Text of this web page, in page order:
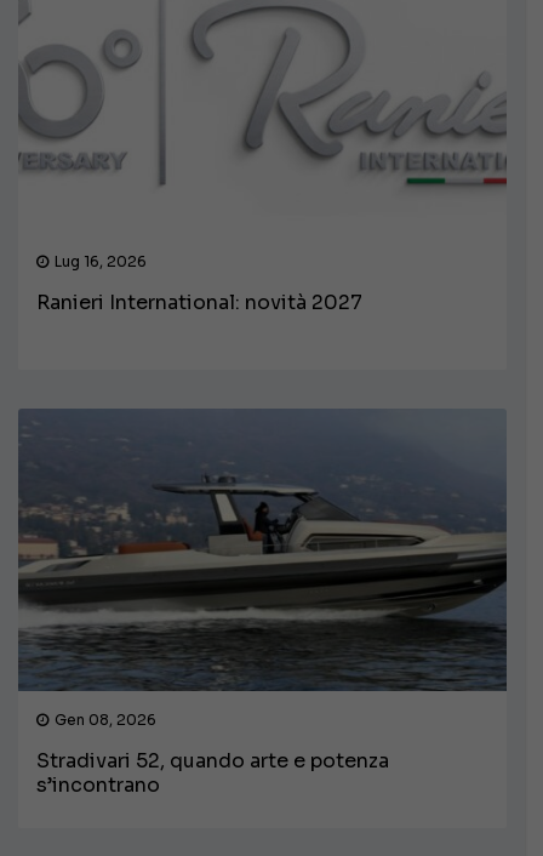
Lug 16, 2026
Ranieri International: novità 2027
Gen 08, 2026
Stradivari 52, quando arte e potenza
s’incontrano